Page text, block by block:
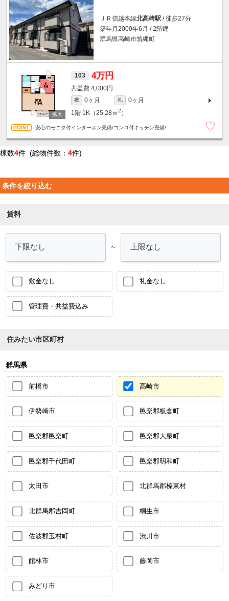
ＪＲ信越本線北高崎駅 / 徒歩27分
築年月2000年6月 / 2階建
群馬県高崎市筑縄町
103 4万円
4,000円
敷 0ヶ月 礼
0ヶ月
1階 1K（25.28ｍ2 ）
安心のモニタ付インターホン完備/コンロ付キッチン完備/
棟数4件 (総物件数： 4件)
条件を絞り込む
賃料
～
敷金なし 礼金なし
管理費・共益費込み
住みたい市区町村
群馬県
前橋市 高崎市
伊勢崎市 邑楽郡板倉町
邑楽郡邑楽町 邑楽郡大泉町
邑楽郡千代田町 邑楽郡明和町
太田市 北群馬郡榛東村
北群馬郡吉岡町 桐生市
佐波郡玉村町 渋川市
館林市 藤岡市
みどり市